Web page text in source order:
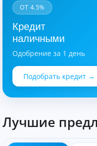
ОТ 4.5%
Кредит
наличными
Одобрение за 1 день
Подобрать кредит →
Лучшие